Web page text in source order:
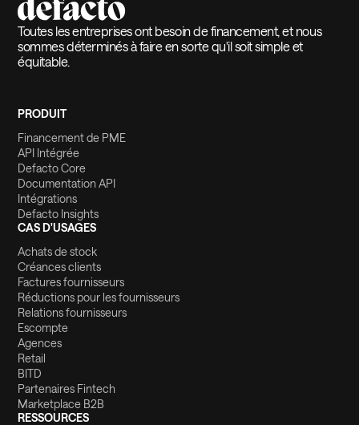
Toutes les entreprises ont besoin de financement, et nous
sommes déterminés à faire en sorte qu'il soit simple et
équitable.
PRODUIT
Financement de PME
API Intégrée
Defacto Core
Documentation API
Intégrations
Defacto Insights
CAS D'USAGES
Achats de stock
Créances clients
Factures fournisseurs
Réductions pour les fournisseurs
Relations fournisseurs
Escompte
Agences
Retail
BITD
Partenaires Fintech
Marketplace B2B
RESSOURCES